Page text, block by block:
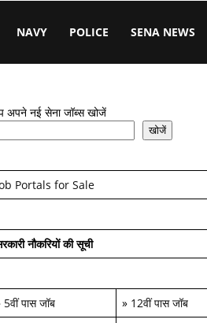
NAVY POLICE SENA NEWS
अपने नई सेना जॉब्स खोजें
खोजें
Portals for Sale
नौकरियों की सूची
5वीं पास जॉब » 12वीं पास जॉब